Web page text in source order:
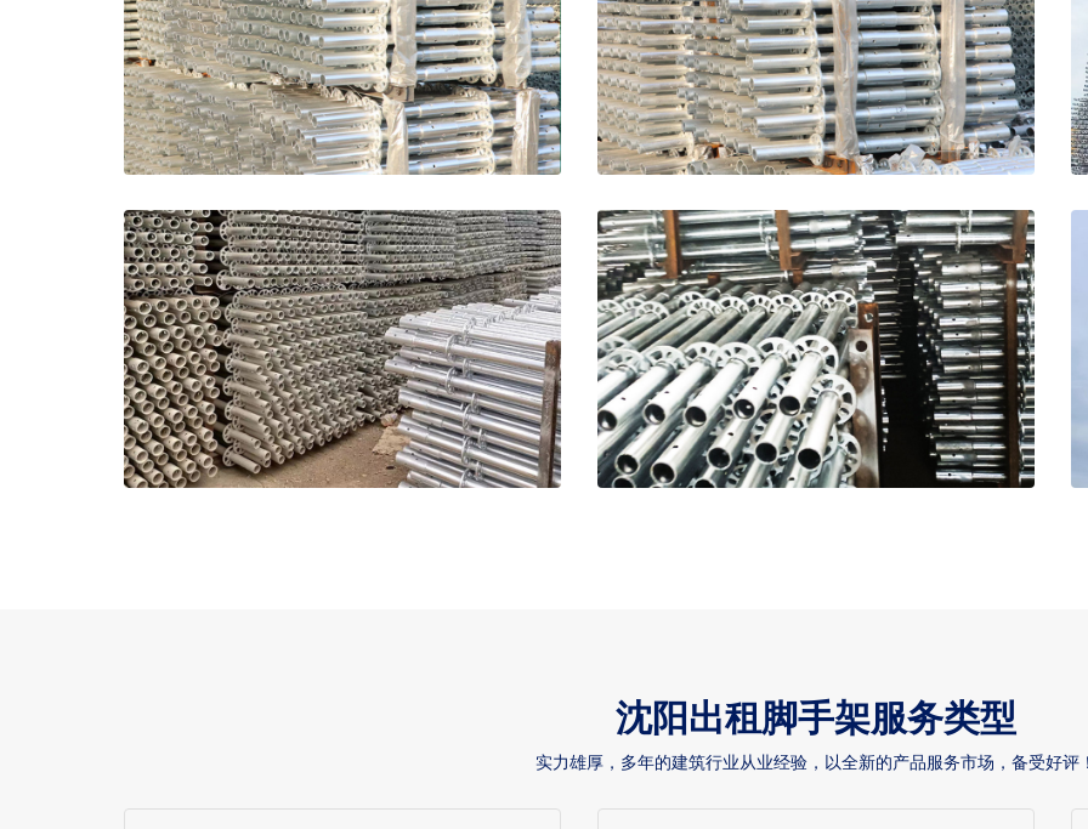
沈阳出租脚手架服务类型
实力雄厚，多年的建筑行业从业经验，以全新的产品服务市场，备受好评